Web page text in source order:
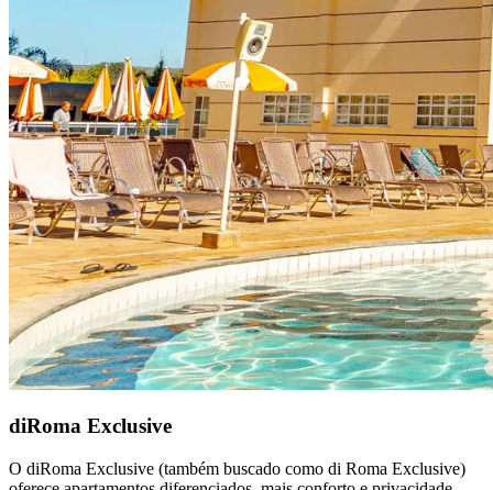
diRoma Exclusive
O diRoma Exclusive (também buscado como di Roma Exclusive)